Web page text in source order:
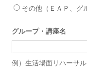
その他（ＥＡＰ、グ
グループ・講座名
例）生活場面リハーサ